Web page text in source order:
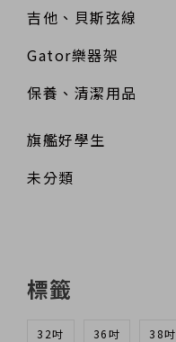
吉他、貝斯弦線
Gator樂器架
保養、清潔用品
旗艦好學生
未分類
標籤
32吋 36吋 38吋